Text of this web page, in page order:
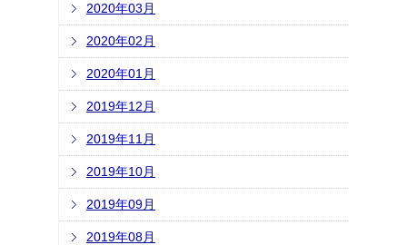
2020年03月
2020年02月
2020年01月
2019年12月
2019年11月
2019年10月
2019年09月
2019年08月